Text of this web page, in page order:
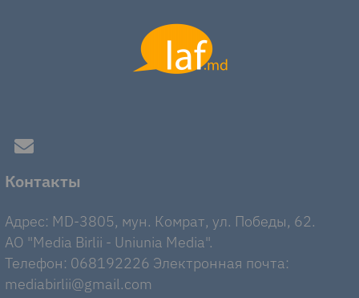
Контакты
Адрес: MD-3805, мун. Комрат, ул. Победы, 62.
AO "Media Birlii - Uniunia Media".
Телефон: 068192226 Электронная почта:
mediabirlii@gmail.com